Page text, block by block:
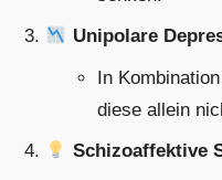
Unipolare
In
diese allein
Schizoaffektive